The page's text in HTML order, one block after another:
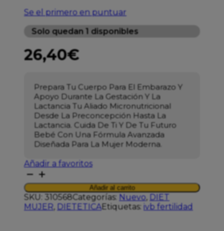
Se el primero en puntuar
Solo quedan 1 disponibles
26,40€
Prepara Tu Cuerpo Para El Embarazo Y
Apoyo Durante La Gestación Y La
Lactancia Tu Aliado Micronutricional
Desde La Preconcepción Hasta La
Lactancia. Cuida De Ti Y De Tu Futuro
Bebé Con Una Fórmula Avanzada
Diseñada Para La Mujer Moderna.
Añadir a favoritos
IVB
VITALNATAL
WOMAN
60
CAPS
Añadir al carrito
SKU: 310568Categorías: Nuevo, DIET
MUJER, DIETETICAEtiquetas: ivb fertilidad